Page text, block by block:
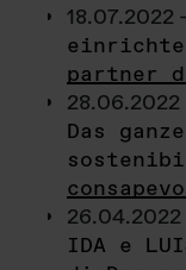
18.07.2022 -
partner
28.06.2022
Das
26.04.2022
IDA e